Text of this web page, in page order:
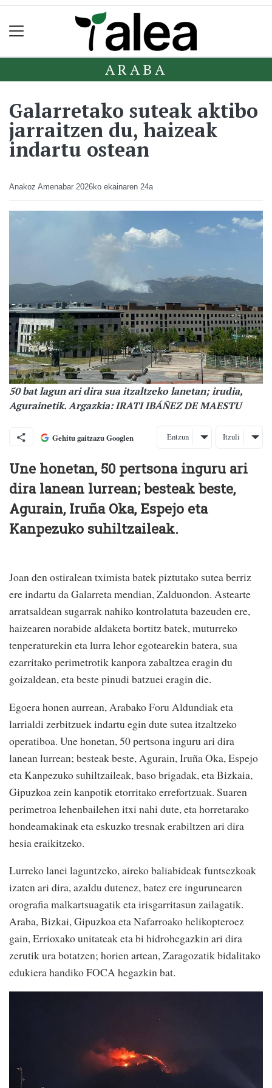
ARABA
Galarretako suteak aktibo
jarraitzen du, haizeak
indartu ostean
Anakoz Amenabar 2026ko ekainaren 24a
50 bat lagun ari dira sua itzaltzeko lanetan; irudia,
Agurainetik. Argazkia: IRATI IBÁÑEZ DE MAESTU
Gehitu gaitzazu Googlen Entzun Itzuli
Une honetan, 50 pertsona inguru ari
dira lanean lurrean; besteak beste,
Agurain, Iruña Oka, Espejo eta
Kanpezuko suhiltzaileak.
Joan den ostiralean tximista batek piztutako sutea berriz
ere indartu da Galarreta mendian, Zalduondon. Astearte
arratsaldean sugarrak nahiko kontrolatuta bazeuden ere,
haizearen norabide aldaketa bortitz batek, muturreko
tenperaturekin eta lurra lehor egotearekin batera, sua
ezarritako perimetrotik kanpora zabaltzea eragin du
goizaldean, eta beste pinudi batzuei eragin die.
Egoera honen aurrean, Arabako Foru Aldundiak eta
larrialdi zerbitzuek indartu egin dute sutea itzaltzeko
operatiboa. Une honetan, 50 pertsona inguru ari dira
lanean lurrean; besteak beste, Agurain, Iruña Oka, Espejo
eta Kanpezuko suhiltzaileak, baso brigadak, eta Bizkaia,
Gipuzkoa zein kanpotik etorritako errefortzuak. Suaren
perimetroa lehenbailehen itxi nahi dute, eta horretarako
hondeamakinak eta eskuzko tresnak erabiltzen ari dira
hesia eraikitzeko.
Lurreko lanei laguntzeko, aireko baliabideak funtsezkoak
izaten ari dira, azaldu dutenez, batez ere ingurunearen
orografia malkartsuagatik eta irisgarritasun zailagatik.
Araba, Bizkai, Gipuzkoa eta Nafarroako helikopteroez
gain, Errioxako unitateak eta bi hidrohegazkin ari dira
zerutik ura botatzen; horien artean, Zaragozatik bidalitako
edukiera handiko FOCA hegazkin bat.